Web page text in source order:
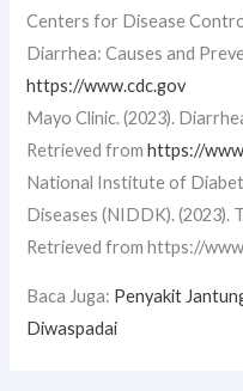
Centers for Disease
Diarrhea: Causes and
https://www.cdc.gov
Mayo Clinic. (2023).
Retrieved from https://
National Institute of
Diseases (NIDDK).
Retrieved from https://
Baca Juga: Penyakit
Diwaspadai